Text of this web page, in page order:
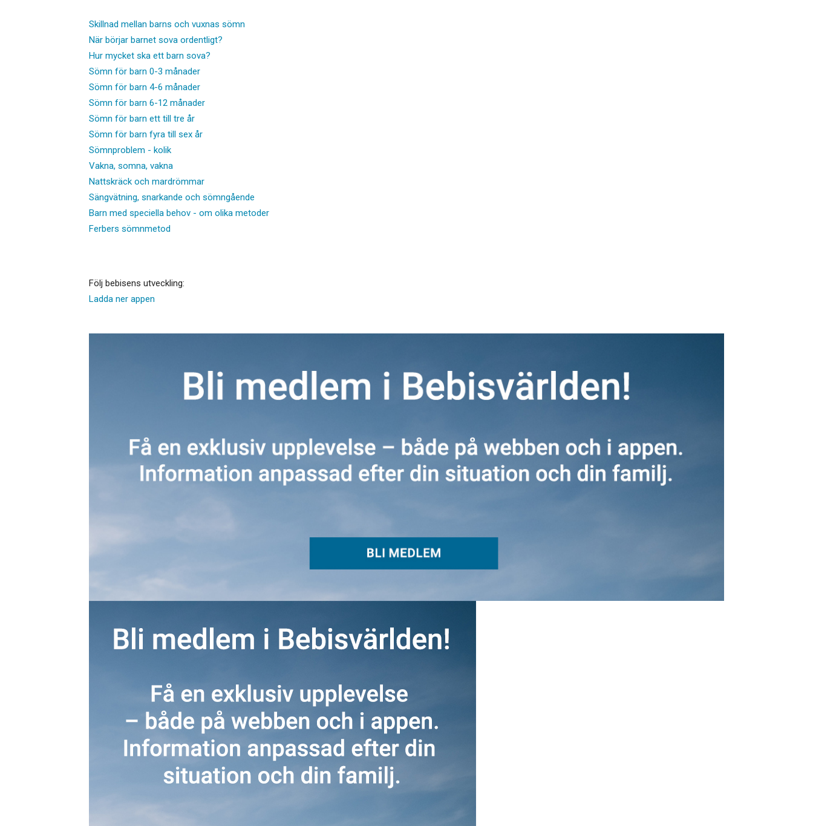
Skillnad mellan barns och vuxnas sömn
När börjar barnet sova ordentligt?
Hur mycket ska ett barn sova?
Sömn för barn 0-3 månader
Sömn för barn 4-6 månader
Sömn för barn 6-12 månader
Sömn för barn ett till tre år
Sömn för barn fyra till sex år
Sömnproblem - kolik
Vakna, somna, vakna
Nattskräck och mardrömmar
Sängvätning, snarkande och sömngående
Barn med speciella behov - om olika metoder
Ferbers sömnmetod
Följ bebisens utveckling:
Ladda ner appen